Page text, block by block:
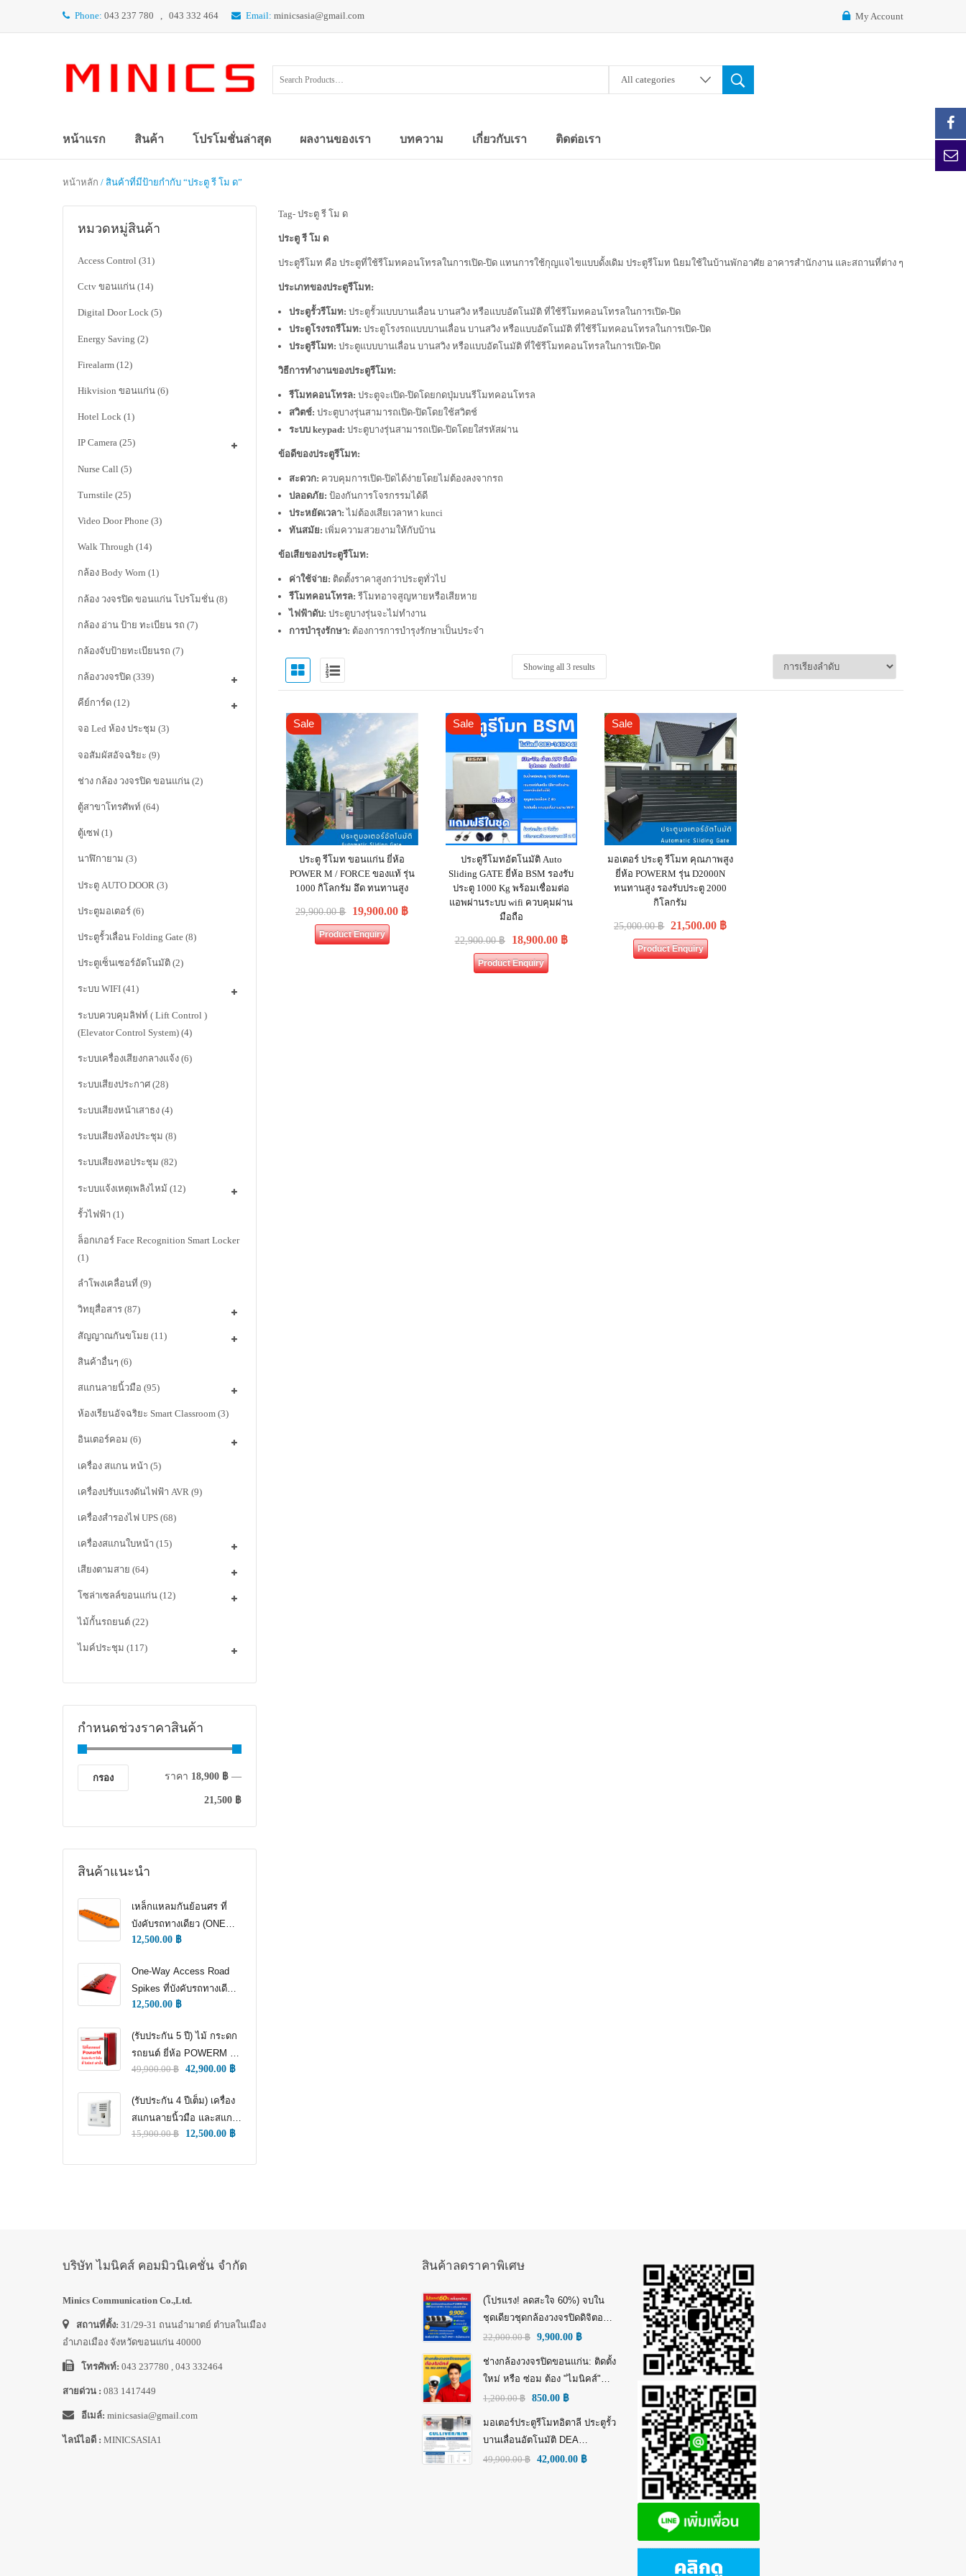
Phone: 043 237 780 , 043 332 464 Email: minicsasia@gmail.com My Account
All categories
หน้าแรก สินค้า โปรโมชั่นล่าสุด ผลงานของเรา บทความ เกี่ยวกับเรา ติดต่อเรา
หน้าหลัก / สินค้าที่มีป้ายกำกับ “ประตู รี โม ด”
หมวดหมู่สินค้า
Access Control (31)
Cctv ขอนแก่น (14)
Digital Door Lock (5)
Energy Saving (2)
Firealarm (12)
Hikvision ขอนแก่น (6)
Hotel Lock (1)
IP Camera (25)
Nurse Call (5)
Turnstile (25)
Video Door Phone (3)
Walk Through (14)
กล้อง Body Worn (1)
กล้อง วงจรปิด ขอนแก่น โปรโมชั่น (8)
กล้อง อ่าน ป้าย ทะเบียน รถ (7)
กล้องจับป้ายทะเบียนรถ (7)
กล้องวงจรปิด (339)
คีย์การ์ด (12)
จอ Led ห้อง ประชุม (3)
จอสัมผัสอัจฉริยะ (9)
ช่าง กล้อง วงจรปิด ขอนแก่น (2)
ตู้สาขาโทรศัพท์ (64)
ตู้เซฟ (1)
นาฬิกายาม (3)
ประตู AUTO DOOR (3)
ประตูมอเตอร์ (6)
ประตูรั้วเลื่อน Folding Gate (8)
ประตูเซ็นเซอร์อัตโนมัติ (2)
ระบบ WIFI (41)
ระบบควบคุมลิฟท์ ( Lift Control )
(Elevator Control System) (4)
ระบบเครื่องเสียงกลางแจ้ง (6)
ระบบเสียงประกาศ (28)
ระบบเสียงหน้าเสาธง (4)
ระบบเสียงห้องประชุม (8)
ระบบเสียงหอประชุม (82)
ระบบแจ้งเหตุเพลิงไหม้ (12)
รั้วไฟฟ้า (1)
ล็อกเกอร์ Face Recognition Smart Locker
(1)
ลำโพงเคลื่อนที่ (9)
วิทยุสื่อสาร (87)
สัญญาณกันขโมย (11)
สินค้าอื่นๆ (6)
สแกนลายนิ้วมือ (95)
ห้องเรียนอัจฉริยะ Smart Classroom (3)
อินเตอร์คอม (6)
เครื่อง สแกน หน้า (5)
เครื่องปรับแรงดันไฟฟ้า AVR (9)
เครื่องสำรองไฟ UPS (68)
เครื่องสแกนใบหน้า (15)
เสียงตามสาย (64)
โซล่าเซลล์ขอนแก่น (12)
ไม้กั้นรถยนต์ (22)
ไมค์ประชุม (117)
กำหนดช่วงราคาสินค้า
กรอง ราคา 18,900 ฿ —
21,500 ฿
สินค้าแนะนำ
เหล็กแหลมกันย้อนศร ที่
บังคับรถทางเดียว (ONE
WAY TRAFFIC
12,500.00 ฿
One-Way Access Road
Spikes ที่บังคับรถทางเดียว
(ONE WAY TRAFFIC
ล้อ)
12,500.00 ฿
(รับประกัน 5 ปี) ไม้ กระดก
รถยนต์ ยี่ห้อ POWERM รุ่น
9000 ทนทานสูงที่สุด อึด
49,900.00฿ 42,900.00 ฿
(รับประกัน 4 ปีเต็ม) เครื่อง
สแกนลายนิ้วมือ และสแกน
ใบหน้า สำหรับลงเวลา
15,900.00฿ 12,500.00 ฿
Tag- ประตู รี โม ด
ประตู รี โม ด
ประตูรีโมท คือ ประตูที่ใช้รีโมทคอนโทรลในการเปิด-ปิด แทนการใช้กุญแจไขแบบดั้งเดิม ประตูรีโมท นิยมใช้ในบ้านพักอาศัย อาคารสำนักงาน และสถานที่ต่าง ๆ
ประเภทของประตูรีโมท:
ประตูรั้วรีโมท: ประตูรั้วแบบบานเลื่อน บานสวิง หรือแบบอัตโนมัติ ที่ใช้รีโมทคอนโทรลในการเปิด-ปิด
ประตูโรงรถรีโมท: ประตูโรงรถแบบบานเลื่อน บานสวิง หรือแบบอัตโนมัติ ที่ใช้รีโมทคอนโทรลในการเปิด-ปิด
ประตูรีโมท: ประตูแบบบานเลื่อน บานสวิง หรือแบบอัตโนมัติ ที่ใช้รีโมทคอนโทรลในการเปิด-ปิด
วิธีการทำงานของประตูรีโมท:
รีโมทคอนโทรล: ประตูจะเปิด-ปิดโดยกดปุ่มบนรีโมทคอนโทรล
สวิตช์: ประตูบางรุ่นสามารถเปิด-ปิดโดยใช้สวิตช์
ระบบ keypad: ประตูบางรุ่นสามารถเปิด-ปิดโดยใส่รหัสผ่าน
ข้อดีของประตูรีโมท:
สะดวก: ควบคุมการเปิด-ปิดได้ง่ายโดยไม่ต้องลงจากรถ
ปลอดภัย: ป้องกันการโจรกรรมได้ดี
ประหยัดเวลา: ไม่ต้องเสียเวลาหา kunci
ทันสมัย: เพิ่มความสวยงามให้กับบ้าน
ข้อเสียของประตูรีโมท:
ค่าใช้จ่าย: ติดตั้งราคาสูงกว่าประตูทั่วไป
รีโมทคอนโทรล: รีโมทอาจสูญหายหรือเสียหาย
ไฟฟ้าดับ: ประตูบางรุ่นจะไม่ทำงาน
การบำรุงรักษา: ต้องการการบำรุงรักษาเป็นประจำ
Showing all 3 results
Sale
ประตู รีโมท ขอนแก่น ยี่ห้อ
POWER M / FORCE ของแท้ รุ่น
1000 กิโลกรัม อึด ทนทานสูง
29,900.00฿ 19,900.00 ฿
Product Enquiry
Sale
ประตูรีโมทอัตโนมัติ Auto
Sliding GATE ยี่ห้อ BSM รองรับ
ประตู 1000 Kg พร้อมเชื่อมต่อ
แอพผ่านระบบ wifi ควบคุมผ่าน
มือถือ
22,900.00฿ 18,900.00 ฿
Product Enquiry
Sale
มอเตอร์ ประตู รีโมท คุณภาพสูง
ยี่ห้อ POWERM รุ่น D2000N
ทนทานสูง รองรับประตู 2000
กิโลกรัม
25,000.00฿ 21,500.00 ฿
Product Enquiry
บริษัท ไมนิคส์ คอมมิวนิเคชั่น จำกัด
Minics Communication Co.,Ltd.
สถานที่ตั้ง: 31/29-31 ถนนอำมาตย์ ตำบลในเมือง
อำเภอเมือง จังหวัดขอนแก่น 40000
โทรศัพท์: 043 237780 , 043 332464
สายด่วน : 083 1417449
อีเมล์: minicsasia@gmail.com
ไลน์ไอดี : MINICSASIA1
สินค้าลดราคาพิเศษ
(โปรแรง! ลดสะใจ 60%) จบใน
ชุดเดียวชุดกล้องวงจรปิดดิจิตอล
IP Tiandy 4MP (คมชัดกว่า Full
22,000.00฿ 9,900.00 ฿
ช่างกล้องวงจรปิดขอนแก่น: ติดตั้ง
ใหม่ หรือ ซ่อม ต้อง "ไมนิคส์"
(MINICS)
1,200.00฿ 850.00 ฿
มอเตอร์ประตูรีโมทอิตาลี ประตูรั้ว
บานเลื่อนอัตโนมัติ DEA
GULLIVER/N/M: พลัง อิตาลี เพื่อ
49,900.00฿ 42,000.00 ฿